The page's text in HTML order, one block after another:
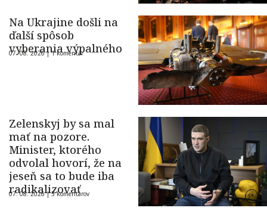
Na Ukrajine došli na
ďalší spôsob
vyberania výpalného
07. 08. 2026 |1 komentár
Zelenskyj by sa mal
mať na pozore.
Minister, ktorého
odvolal hovorí, že na
jeseň sa to bude iba
radikalizovať
07. 08. 2026 |5 komentárov